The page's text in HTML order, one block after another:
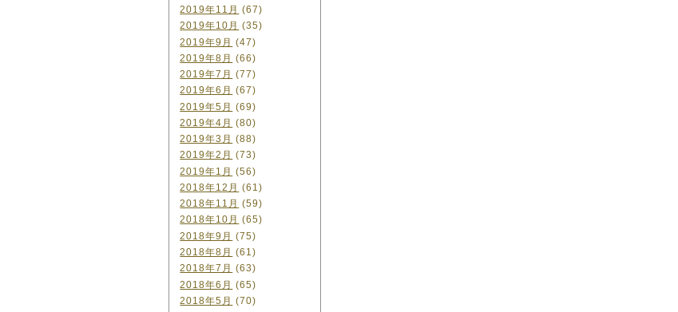
2019年11月 (67)
2019年10月 (35)
2019年9月 (47)
2019年8月 (66)
2019年7月 (77)
2019年6月 (67)
2019年5月 (69)
2019年4月 (80)
2019年3月 (88)
2019年2月 (73)
2019年1月 (56)
2018年12月 (61)
2018年11月 (59)
2018年10月 (65)
2018年9月 (75)
2018年8月 (61)
2018年7月 (63)
2018年6月 (65)
2018年5月 (70)